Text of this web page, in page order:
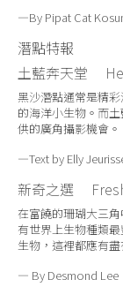
—By Pipat Cat
潛點特報
土藍奔天堂
黑沙潛點通常是精
的海洋小生物。而
供的廣角攝影機會。
—Text by Elly
新奇之選
在富饒的珊瑚大三
有世界上生物種類
生物，這裡都應有盡
— By Desmond Lee